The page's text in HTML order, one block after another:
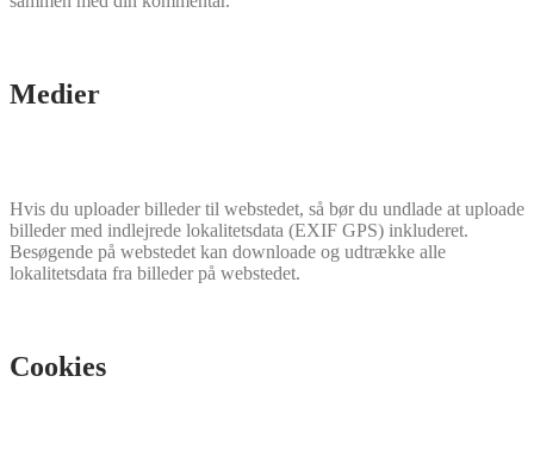
Medier
Hvis du uploader billeder til webstedet, så bør du undlade at uploade
billeder med indlejrede lokalitetsdata (EXIF GPS) inkluderet.
Besøgende på webstedet kan downloade og udtrække alle
lokalitetsdata fra billeder på webstedet.
Cookies